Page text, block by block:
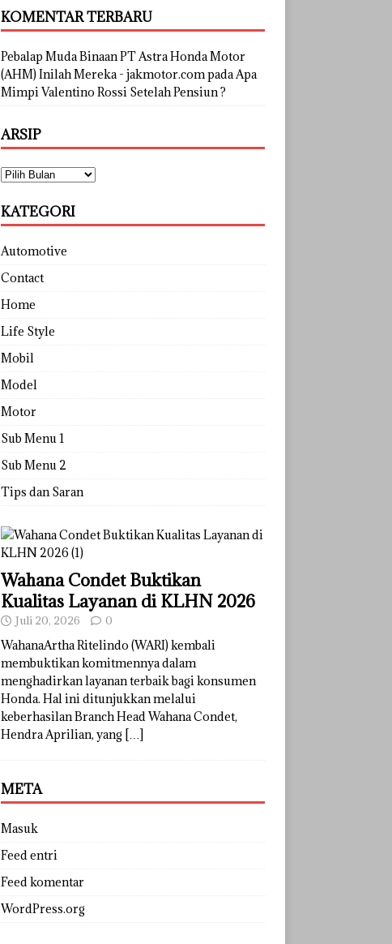
KOMENTAR TERBARU
Pebalap Muda Binaan PT Astra Honda Motor
(AHM) Inilah Mereka - jakmotor.compadaApa
Mimpi Valentino Rossi Setelah Pensiun ?
ARSIP
KATEGORI
Automotive
Contact
Home
Life Style
Mobil
Model
Motor
Sub Menu 1
Sub Menu 2
Tips dan Saran
Wahana Condet Buktikan
Kualitas Layanan di KLHN 2026
Juli 20, 2026 0
WahanaArtha Ritelindo (WARI) kembali
membuktikan komitmennya dalam
menghadirkan layanan terbaik bagi konsumen
Honda. Hal ini ditunjukkan melalui
keberhasilan Branch Head Wahana Condet,
Hendra Aprilian, yang […]
META
Masuk
Feed entri
Feed komentar
WordPress.org